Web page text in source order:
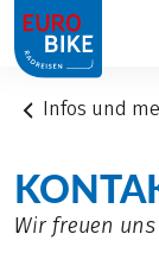
1
Infos und
Wir freuen